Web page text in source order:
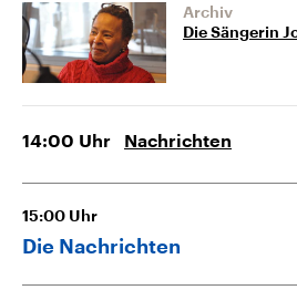
Archiv
Die Sängerin
14:00 Uhr Nachrichten
15:00 Uhr
Die Nachrichten